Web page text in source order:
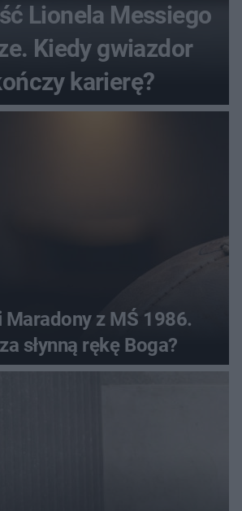
Lionela Messiego
Kiedy gwiazdor
karierę?
Maradony z MŚ 1986.
słynną rękę Boga?